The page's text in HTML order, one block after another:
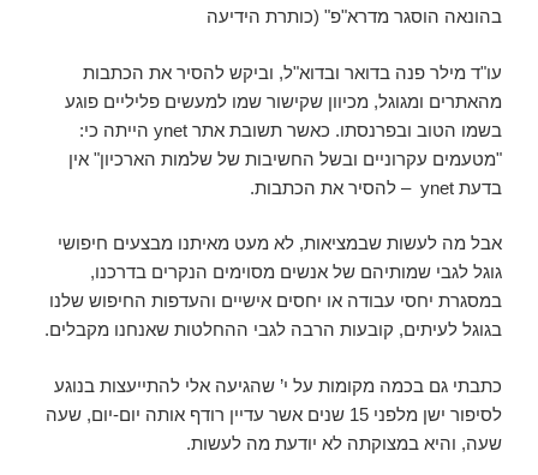
בהונאה הוסגר מדרא"פ" (כותרת הידיעה
עו"ד מילר פנה בדואר ובדוא"ל, וביקש להסיר את הכתבות
מהאתרים ומגוגל, מכיוון שקישור שמו למעשים פליליים פוגע
בשמו הטוב ובפרנסתו. כאשר תשובת אתר ynet הייתה כי:
"מטעמים עקרוניים ובשל החשיבות של שלמות הארכיון" אין
בדעת ynet – להסיר את הכתבות.
אבל מה לעשות שבמציאות, לא מעט מאיתנו מבצעים חיפושי
גוגל לגבי שמותיהם של אנשים מסוימים הנקרים בדרכנו,
במסגרת יחסי עבודה או יחסים אישיים והעדפות החיפוש שלנו
בגוגל לעיתים, קובעות הרבה לגבי ההחלטות שאנחנו מקבלים.
כתבתי גם בכמה מקומות על י’ שהגיעה אלי להתייעצות בנוגע
לסיפור ישן מלפני 15 שנים אשר עדיין רודף אותה יום-יום, שעה
שעה, והיא במצוקתה לא יודעת מה לעשות.